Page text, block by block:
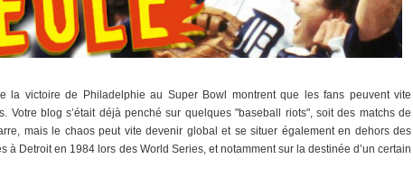
la victoire de Philadelphie au Super Bowl montrent que les fans peuvent vite
Votre blog s’était déjà penché sur quelques "baseball riots", soit des matchs de
mais le chaos peut vite devenir global et se situer également en dehors des
à Detroit en 1984 lors des World Series, et notamment sur la destinée d’un certain